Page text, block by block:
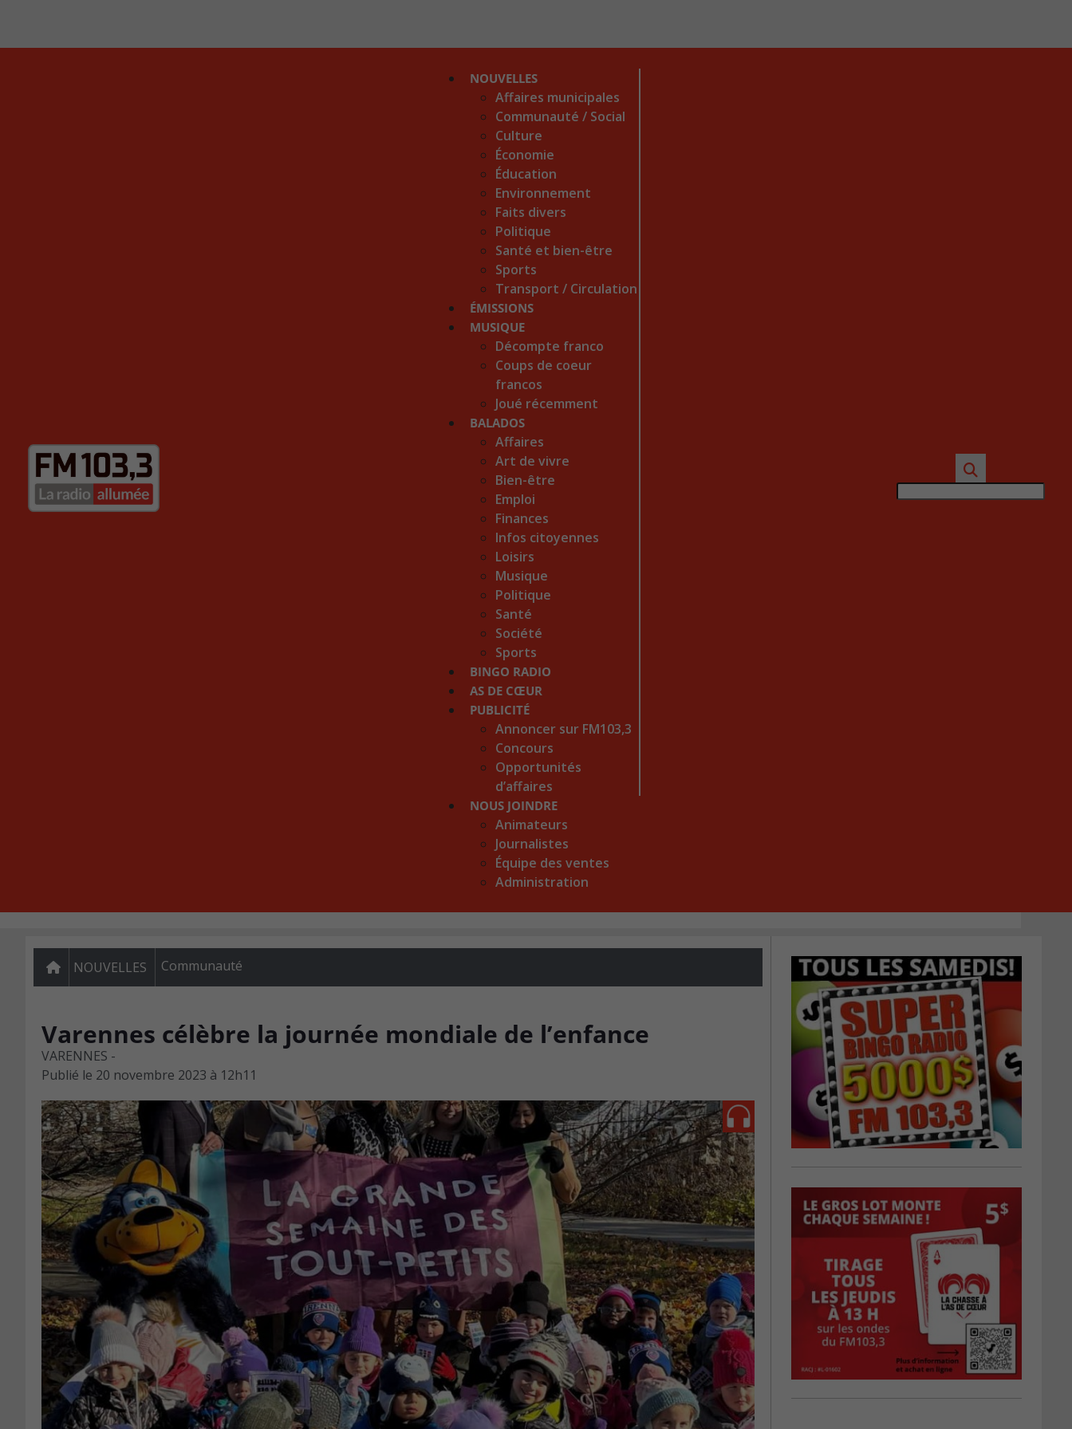
NOUVELLES
Affaires municipales
Communauté / Social
Culture
Économie
Éducation
Environnement
Faits divers
Politique
Santé et bien-être
Sports
Transport / Circulation
ÉMISSIONS
MUSIQUE
Décompte franco
Coups de coeur
francos
Joué récemment
BALADOS
Affaires
Art de vivre
Bien-être
Emploi
Finances
Infos citoyennes
Loisirs
Musique
Politique
Santé
Société
Sports
BINGO RADIO
AS DE CŒUR
PUBLICITÉ
Annoncer sur FM103,3
Concours
Opportunités
d’affaires
NOUS JOINDRE
Animateurs
Journalistes
Équipe des ventes
Administration
NOUVELLES Communauté
Varennes célèbre la journée mondiale de l’enfance
VARENNES -
Publié le 20 novembre 2023 à 12h11